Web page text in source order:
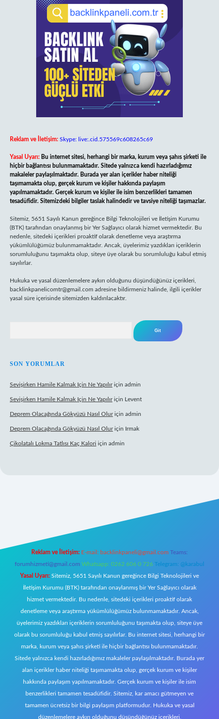
Reklam ve İletişim: Skype: live:.cid.575569c608265c69
Yasal Uyarı: Bu internet sitesi, herhangi bir marka, kurum veya şahıs şirketi ile
hiçbir bağlantısı bulunmamaktadır. Sitede yalnızca kendi hazırladığımız
makaleler paylaşılmaktadır. Burada yer alan içerikler haber niteliği
taşımamakta olup, gerçek kurum ve kişiler hakkında paylaşım
yapılmamaktadır. Gerçek kurum ve kişiler ile isim benzerlikleri tamamen
tesadüfidir. Sitemizdeki bilgiler taslak halindedir ve tavsiye niteliği taşımazlar.
Sitemiz, 5651 Sayılı Kanun gereğince Bilgi Teknolojileri ve İletişim Kurumu
(BTK) tarafından onaylanmış bir Yer Sağlayıcı olarak hizmet vermektedir. Bu
nedenle, sitedeki içerikleri proaktif olarak denetleme veya araştırma
yükümlülüğümüz bulunmamaktadır. Ancak, üyelerimiz yazdıkları içeriklerin
sorumluluğunu taşımakta olup, siteye üye olarak bu sorumluluğu kabul etmiş
sayılırlar.
Hukuka ve yasal düzenlemelere aykırı olduğunu düşündüğünüz içerikleri,
backlinkpanelicomtr@gmail.com adresine bildirmeniz halinde, ilgili içerikler
yasal süre içerisinde sitemizden kaldırılacaktır.
SON YORUMLAR
Sevişirken Hamile Kalmak Için Ne Yapılıriçin admin
Sevişirken Hamile Kalmak Için Ne Yapılıriçin Levent
Deprem Olacağında Gökyüzü Nasıl Oluriçin admin
Deprem Olacağında Gökyüzü Nasıl Oluriçin Irmak
Çikolatalı Lokma Tatlısı Kaç Kalori için admin
Reklam ve İletişim: E-mail: backlinkpaneli@gmail.com Teams:
forumhizmeti@gmail.com Whatsapp: 0262 606 0 726 Telegram: @karabul
Yasal Uyarı: Sitemiz, 5651 Sayılı Kanun gereğince Bilgi Teknolojileri ve
İletişim Kurumu (BTK) tarafından onaylanmış bir Yer Sağlayıcı olarak
hizmet vermektedir. Bu nedenle, sitedeki içerikleri proaktif olarak
denetleme veya araştırma yükümlülüğümüz bulunmamaktadır. Ancak,
üyelerimiz yazdıkları içeriklerin sorumluluğunu taşımakta olup, siteye üye
olarak bu sorumluluğu kabul etmiş sayılırlar. Bu internet sitesi, herhangi bir
marka, kurum veya şahıs şirketi ile hiçbir bağlantısı bulunmamaktadır.
Sitede yalnızca kendi hazırladığımız makaleler paylaşılmaktadır. Burada yer
alan içerikler haber niteliği taşımamakta olup, gerçek kurum ve kişiler
hakkında paylaşım yapılmamaktadır. Gerçek kurum ve kişiler ile isim
benzerlikleri tamamen tesadüfidir. Sitemiz, kar amacı gütmeyen ve
tamamen ücretsiz bir bilgi paylaşım platformudur. Hukuka ve yasal
düzenlemelere aykırı olduğunu düşündüğünüz içerikleri,